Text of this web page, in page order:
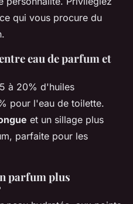
qui vous procure du
eau de parfum et
à 20% d'huiles
pour l'eau de toilette.
et un sillage plus
parfaite pour les
parfum plus